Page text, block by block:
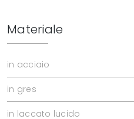
Materiale
in acciaio
in gres
in laccato lucido